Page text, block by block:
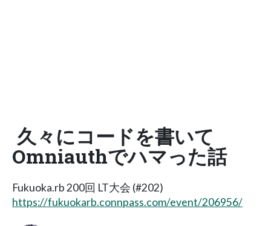
久々にコードを書いて
Omniauthでハマった話
Fukuoka.rb 200回 LT大会 (#202)
https://fukuokarb.connpass.com/event/206956/